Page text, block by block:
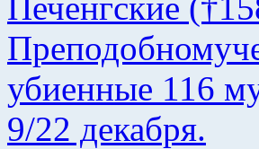
убиенные 116
9/22 декабря.